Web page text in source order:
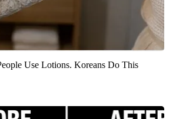
Use Lotions. Koreans Do This